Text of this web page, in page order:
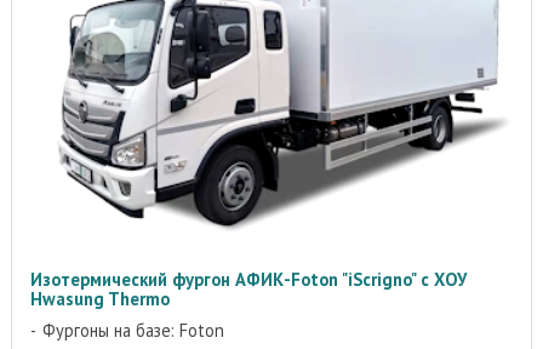
Изотермический фургон АФИК-Foton "iScrigno" с ХОУ
Hwasung Thermo
Фургоны на базе: Foton